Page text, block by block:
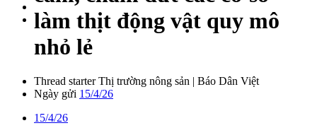
làm thịt động vật quy mô
nhỏ lẻ
Thread starter Thị trường nông sản | Báo Dân Việt
Ngày gửi 15/4/26
15/4/26